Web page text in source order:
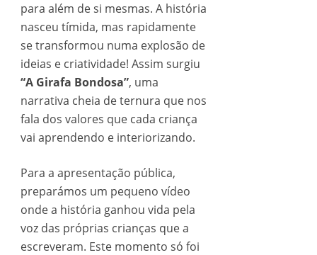
para além de si mesmas. A história
nasceu tímida, mas rapidamente
se transformou numa explosão de
ideias e criatividade! Assim surgiu
“A Girafa Bondosa”, uma
narrativa cheia de ternura que nos
fala dos valores que cada criança
vai aprendendo e interiorizando.
Para a apresentação pública,
preparámos um pequeno vídeo
onde a história ganhou vida pela
voz das próprias crianças que a
escreveram. Este momento só foi